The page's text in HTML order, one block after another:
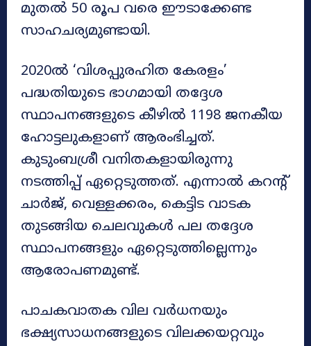
മുതൽ 50 രൂപ വരെ ഈടാക്കേണ്ട
സാഹചര്യമുണ്ടായി.
2020ൽ ‘വിശപ്പുരഹിത കേരളം’
പദ്ധതിയുടെ ഭാഗമായി തദ്ദേശ
സ്ഥാപനങ്ങളുടെ കീഴിൽ 1198 ജനകീയ
ഹോട്ടലുകളാണ് ആരംഭിച്ചത്.
കുടുംബശ്രീ വനിതകളായിരുന്നു
നടത്തിപ്പ് ഏറ്റെടുത്തത്. എന്നാൽ കറന്റ്
ചാർജ്, വെള്ളക്കരം, കെട്ടിട വാടക
തുടങ്ങിയ ചെലവുകൾ പല തദ്ദേശ
സ്ഥാപനങ്ങളും ഏറ്റെടുത്തില്ലെന്നും
ആരോപണമുണ്ട്.
പാചകവാതക വില വർധനയും
ഭക്ഷ്യസാധനങ്ങളുടെ വിലക്കയറ്റവും